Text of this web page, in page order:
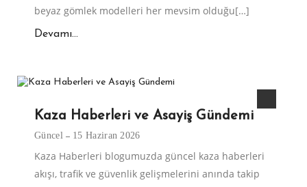
beyaz gömlek modelleri her mevsim olduğu[…]
Devamı...
Kaza Haberleri ve Asayiş Gündemi
Güncel 15 Haziran 2026
Kaza Haberleri blogumuzda güncel kaza haberleri
akışı, trafik ve güvenlik gelişmelerini anında takip